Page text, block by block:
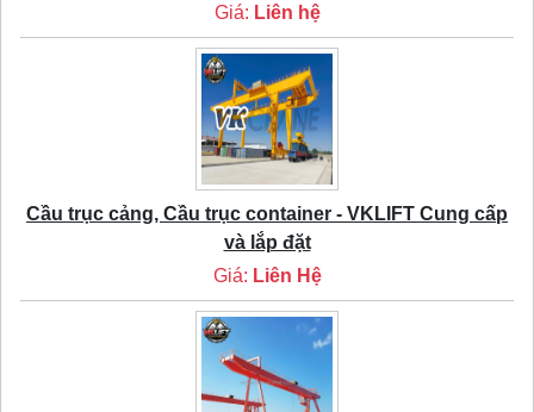
Giá: Liên hệ
Cầu trục cảng, Cầu trục container - VKLIFT Cung cấp
và lắp đặt
Giá: Liên Hệ